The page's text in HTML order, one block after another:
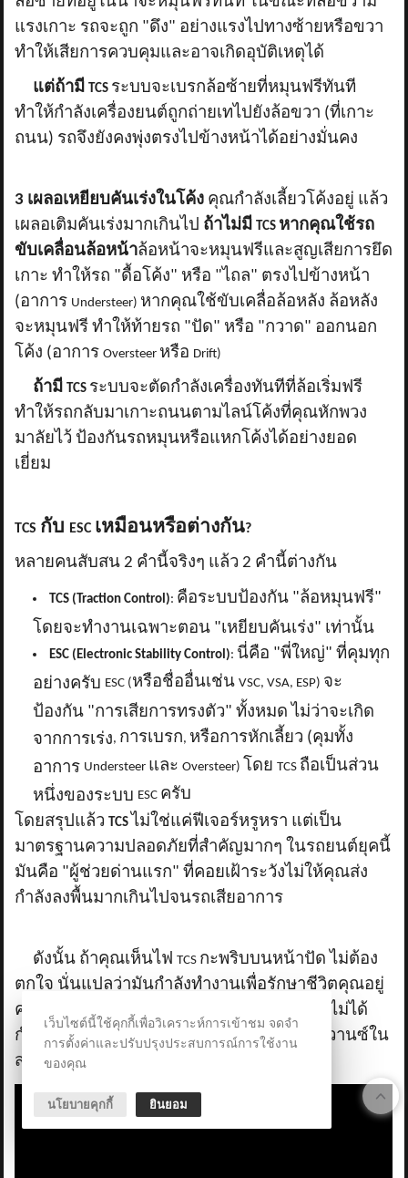
แรงเกาะ รถจะถูก "ดึง" อย่างแรงไปทางซ้ายหรือขวา
ทำให้เสียการควบคุมและอาจเกิดอุบัติเหตุได้
แต่ถ้ามีTCS ระบบจะเบรกล้อซ้ายที่หมุนฟรีทันที
ทำให้กำลังเครื่องยนต์ถูกถ่ายเทไปยังล้อขวา (ที่เกาะ
ถนน) รถจึงยังคงพุ่งตรงไปข้างหน้าได้อย่างมั่นคง
3 เผลอเหยียบคันเร่งในโค้ง คุณกำลังเลี้ยวโค้งอยู่ แล้ว
เผลอเติมคันเร่งมากเกินไป ถ้าไม่มีTCS หากคุณใช้รถ
ขับเคลื่อนล้อหน้าล้อหน้าจะหมุนฟรีและสูญเสียการยึด
เกาะ ทำให้รถ "ดื้อโค้ง" หรือ "ไถล" ตรงไปข้างหน้า
(อาการ Understeer) หากคุณใช้ขับเคลื่อล้อหลัง ล้อหลัง
จะหมุนฟรี ทำให้ท้ายรถ "ปัด" หรือ "กวาด" ออกนอก
โค้ง (อาการOversteer หรือ Drift)
ถ้ามีTCS ระบบจะตัดกำลังเครื่องทันทีที่ล้อเริ่มฟรี
ทำให้รถกลับมาเกาะถนนตามไลน์โค้งที่คุณหักพวง
มาลัยไว้ ป้องกันรถหมุนหรือแหกโค้งได้อย่างยอด
เยี่ยม
TCS กับ ESC เหมือนหรือต่างกัน?
หลายคนสับสน 2 คำนี้จริงๆ แล้ว 2 คำนี้ต่างกัน
TCS (Traction Control): คือระบบป้องกัน "ล้อหมุนฟรี"
โดยจะทำงานเฉพาะตอน "เหยียบคันเร่ง" เท่านั้น
ESC (Electronic Stability Control): นี่คือ "พี่ใหญ่" ที่คุมทุก
อย่างครับ ESC (หรือชื่ออื่นเช่นVSC, VSA, ESP) จะ
ป้องกัน "การเสียการทรงตัว" ทั้งหมด ไม่ว่าจะเกิด
จากการเร่ง, การเบรก, หรือการหักเลี้ยว (คุมทั้ง
อาการ Understeer และOversteer) โดยTCS ถือเป็นส่วน
หนึ่งของระบบ ESC ครับ
โดยสรุปแล้วTCS ไม่ใช่แค่ฟีเจอร์หรูหรา แต่เป็น
มาตรฐานความปลอดภัยที่สำคัญมากๆ ในรถยนต์ยุคนี้
มันคือ "ผู้ช่วยด่านแรก" ที่คอยเฝ้าระวังไม่ให้คุณส่ง
กำลังลงพื้นมากเกินไปจนรถเสียอาการ
ดังนั้น ถ้าคุณเห็นไฟTCS กะพริบบนหน้าปัด ไม่ต้อง
ตกใจ นั่นแปลว่ามันกำลังทำงานเพื่อรักษาชีวิตคุณอยู่
ครับ! และอย่าเผลอไปกด "
เล่น ถ้าคุณไม่ได้
กำลังติดหล่มโคลน หรืออยากจะขับแบบแอดวานซ์ใน
สนามแข่งนะครับ!
เว็บไซต์นี้ใช้คุกกี้เพื่อวิเคราะห์การเข้าชม จดจำ
การตั้งค่าและปรับปรุงประสบการณ์การใช้งาน
ของคุณ
นโยบายคุกกี้ ยินยอม